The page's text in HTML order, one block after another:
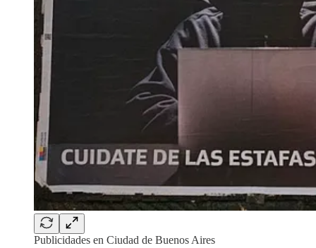
Publicidades en Ciudad de Buenos Aires